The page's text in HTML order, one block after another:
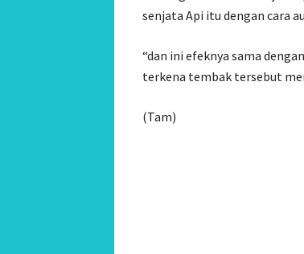
senjata Api itu dengan cara
“dan ini efeknya sama
terkena tembak tersebut
(Tam)